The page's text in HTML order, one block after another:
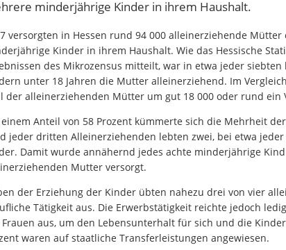
minderjährige Kinder in ihrem Haushalt.
versorgten in Hessen rund 94 000 alleinerziehende
Kinder in ihrem Haushalt. Wie das Hessische
des Mikrozensus mitteilt, war in etwa jeder siebten
unter 18 Jahren die Mutter alleinerziehend. Im
der alleinerziehenden Mütter um gut 18 000 oder rund ein
Anteil von 58 Prozent kümmerte sich die Mehrheit
jeder dritten Alleinerziehenden lebten zwei, bei etwa
Damit wurde annähernd jedes achte minderjährige
Mutter versorgt.
der Erziehung der Kinder übten nahezu drei von vier
Tätigkeit aus. Die Erwerbstätigkeit reichte jedoch
aus, um den Lebensunterhalt für sich und die
waren auf staatliche Transferleistungen angewiesen.